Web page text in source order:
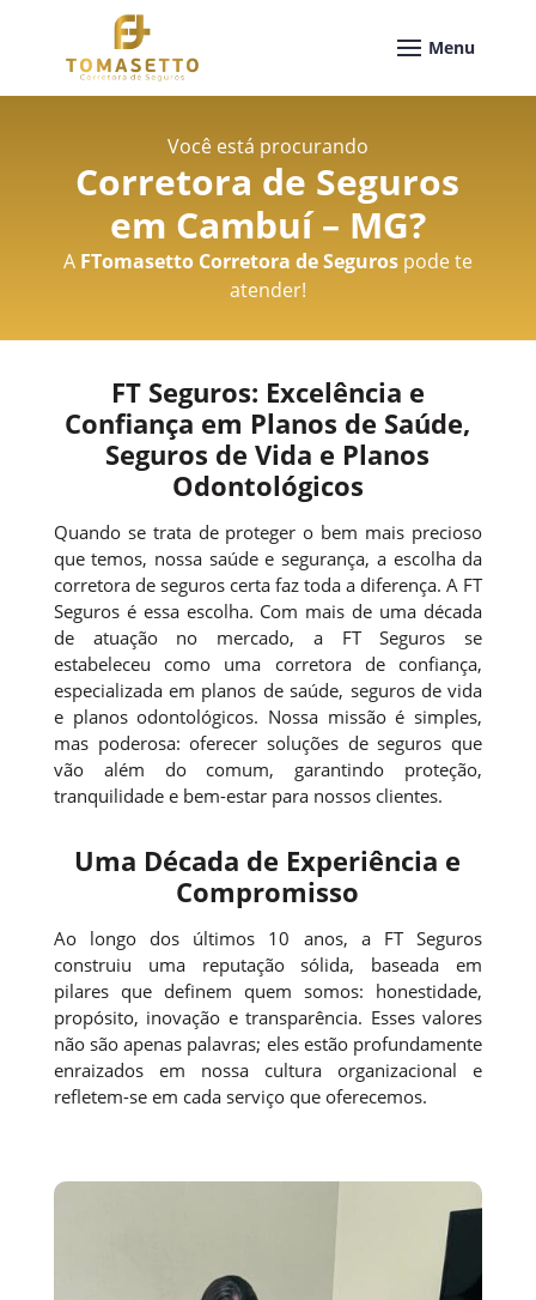
Você está procurando
Corretora de Seguros
em Cambuí – MG?
A FTomasetto Corretora de Segurospode te
atender!
FT Seguros: Excelência e
Confiança em Planos de Saúde,
Seguros de Vida e Planos
Odontológicos
Quando se trata de proteger o bem mais precioso
que temos, nossa saúde e segurança, a escolha da
corretora de seguros certa faz toda a diferença. A FT
Seguros é essa escolha. Com mais de uma década
de atuação no mercado, a FT Seguros se
estabeleceu como uma corretora de confiança,
especializada em planos de saúde, seguros de vida
e planos odontológicos. Nossa missão é simples,
mas poderosa: oferecer soluções de seguros que
vão além do comum, garantindo proteção,
tranquilidade e bem-estar para nossos clientes.
Uma Década de Experiência e
Compromisso
Ao longo dos últimos 10 anos, a FT Seguros
construiu uma reputação sólida, baseada em
pilares que definem quem somos: honestidade,
propósito, inovação e transparência. Esses valores
não são apenas palavras; eles estão profundamente
enraizados em nossa cultura organizacional e
refletem-se em cada serviço que oferecemos.